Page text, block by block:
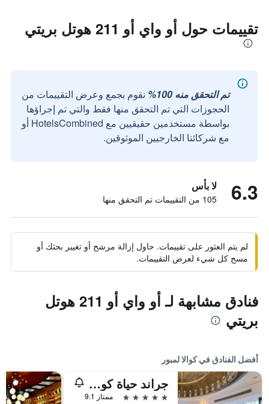
تقييمات حول أو واي أو 211 هوتل بريتي
تم التحقق منه 100%
نقوم بجمع وعرض التقييمات من
الحجوزات التي تم التحقق منها فقط والتي تم إجراؤها
بواسطة مستخدمين حقيقيين مع HotelsCombined أو
مع شركائنا الخارجيين الموثوقين.
6.3 لا بأس
105 من التقييمات تم التحقق منها
لم يتم العثور على تقييمات. حاول إزالة مرشح أو تغيير بحثك أو
مسح كل شيء لعرض التقييمات.
فنادق مشابهة لـ أو واي أو 211 هوتل
بريتي
أفضل الفنادق في كوالا لمبور
جراند حياة كوالالمبور
5 نجوم
ممتاز 9.1